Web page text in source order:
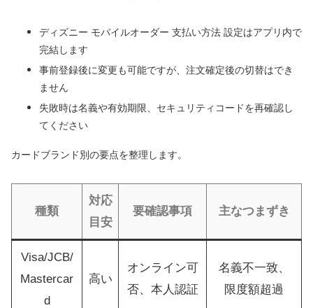
ディズニー モバイルオーダー 支払い方法 設定はアプリ内で
完結します
事前登録後に変更も可能ですが、注文確定後の切替はでき
ません
失敗時は名義や有効期限、セキュリティコードを再確認し
てください
カードブランド別の要点を整理します。
種類
対応
目安
要確認事項 主なつまずき
Visa/JCB/
Mastercar
d
高い
オンライン可
否、本人認証
名義不一致、
限度額超過